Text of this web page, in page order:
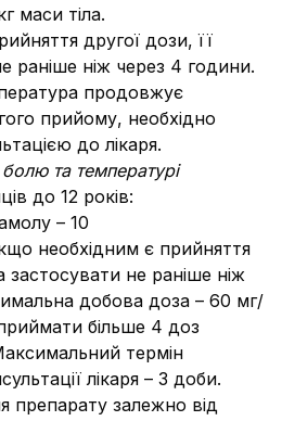
маси тіла.
другої дози, її
раніше ніж через 4 години.
продовжує
прийому, необхідно
до лікаря.
та температурі
до 12 років:
– 10
необхідним є прийняття
не раніше ніж
добова доза – 60 мг/
більше 4 доз
термін
лікаря – 3 доби.
препарату залежно від